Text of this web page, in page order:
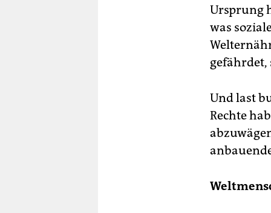
Ursprung
was
gefährdet,
Und last
Rechte